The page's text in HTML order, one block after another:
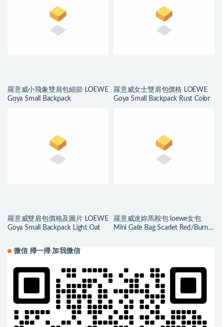
羅意威小飛象雙肩包細節 LOEWE
Goya Small Backpack
羅意威女士雙肩包價格 LOEWE
Goya Small Backpack Rust Color
羅意威雙肩包價格及圖片 LOEWE
Goya Small Backpack Light Oat
羅意威迷妳馬鞍包 loewe女包
Mini Gate Bag Scarlet Red/Burnt
微信 掃一掃 加我微信